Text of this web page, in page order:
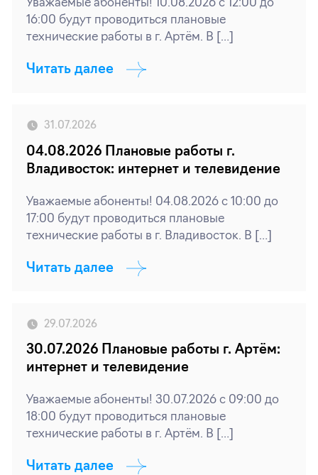
Уважаемые абоненты! 10.08.2026 с 12:00 до
16:00 будут проводиться плановые
технические работы в г. Артём. В […]
Читать далее
31.07.2026
04.08.2026 Плановые работы г.
Владивосток: интернет и телевидение
Уважаемые абоненты! 04.08.2026 с 10:00 до
17:00 будут проводиться плановые
технические работы в г. Владивосток. В […]
Читать далее
29.07.2026
30.07.2026 Плановые работы г. Артём:
интернет и телевидение
Уважаемые абоненты! 30.07.2026 с 09:00 до
18:00 будут проводиться плановые
технические работы в г. Артём. В […]
Читать далее